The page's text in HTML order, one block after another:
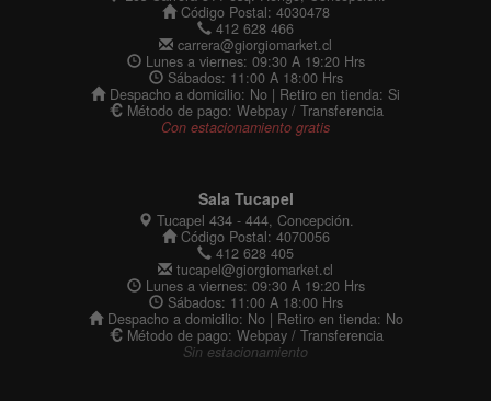
Código Postal: 4030478
412 628 466
carrera@giorgiomarket.cl
Lunes a viernes: 09:30 A 19:20 Hrs
Sábados: 11:00 A 18:00 Hrs
Despacho a domicilio: No | Retiro en tienda: Si
Método de pago: Webpay / Transferencia
Con estacionamiento gratis
Sala Tucapel
Tucapel 434 - 444, Concepción.
Código Postal: 4070056
412 628 405
tucapel@giorgiomarket.cl
Lunes a viernes: 09:30 A 19:20 Hrs
Sábados: 11:00 A 18:00 Hrs
Despacho a domicilio: No | Retiro en tienda: No
Método de pago: Webpay / Transferencia
Sin estacionamiento